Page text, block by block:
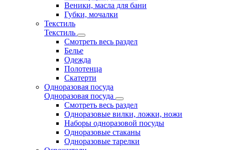
Веники, масла для бани
Губки, мочалки
Текстиль
Текстиль
Смотреть весь раздел
Белье
Одежда
Полотенца
Скатерти
Одноразовая посуда
Одноразовая посуда
Смотреть весь раздел
Одноразовые вилки, ложки, ножи
Наборы одноразовой посуды
Одноразовые стаканы
Одноразовые тарелки